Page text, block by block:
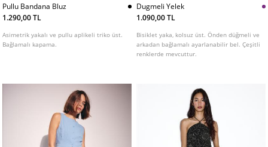
Pullu Bandana Bluz
1.290,00 TL
Asimetrik yakalı ve pullu aplikeli triko üst.
Bağlamalı kapama.
Dugmeli Yelek
1.090,00 TL
Bisiklet yaka, kolsuz üst. Önden düğmeli ve
arkadan bağlamalı ayarlanabilir bel. Çeşitli
renklerde mevcuttur.